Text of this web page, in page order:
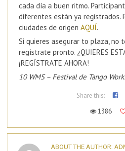
cada día a buen ritmo.
diferentes están ya registrados.
ciudades de origen AQUÍ.
Si quieres asegurar to plaza, no
regístrate pronto. ¿QUIERES
¡REGÍSTRATE AHORA!
10 WMS – Festival de Tango
Share this:
1386
ABOUT THE AUTHOR: